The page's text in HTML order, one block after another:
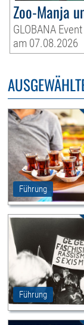
Zoo-Manja
GLOBANA
am 07.08.2026
Führung
Führung